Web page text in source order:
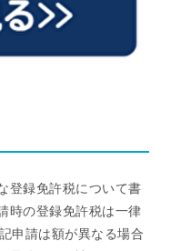
登録免許税について書
時の登録免許税は一律
申請は額が異なる場合